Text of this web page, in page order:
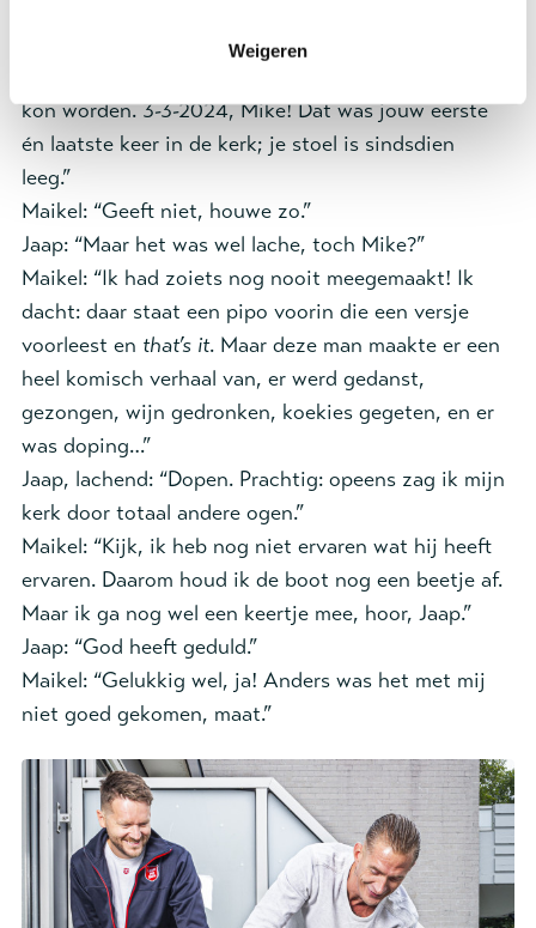
Weigeren
geschreven. Ik zie wel wat overeenkomsten met
kon worden. 3-3-2024, Mike! Dat was jouw eerste
én laatste keer in de kerk; je stoel is sindsdien
leeg.”
Maikel: “Geeft niet, houwe zo.”
Jaap: “Maar het was wel lache, toch Mike?”
Maikel: “Ik had zoiets nog nooit meegemaakt! Ik
dacht: daar staat een pipo voorin die een versje
voorleest en that’s it. Maar deze man maakte er een
heel komisch verhaal van, er werd gedanst,
gezongen, wijn gedronken, koekies gegeten, en er
was doping…”
Jaap, lachend: “Dopen. Prachtig: opeens zag ik mijn
kerk door totaal andere ogen.”
Maikel: “Kijk, ik heb nog niet ervaren wat hij heeft
ervaren. Daarom houd ik de boot nog een beetje af.
Maar ik ga nog wel een keertje mee, hoor, Jaap.”
Jaap: “God heeft geduld.”
Maikel: “Gelukkig wel, ja! Anders was het met mij
niet goed gekomen, maat.”